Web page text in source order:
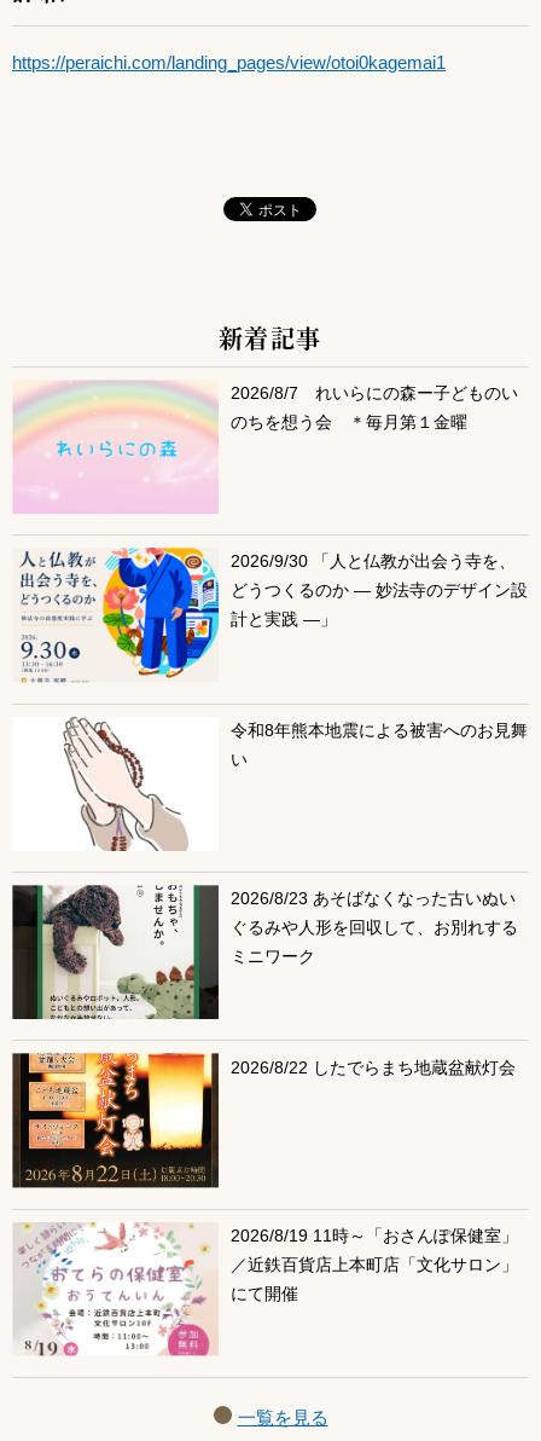
https://peraichi.com/landing_pages/view/otoi0kagemai1
サブコンテンツ
新着記事
2026/8/7 れいらにの森ー子どものい
のちを想う会 ＊毎月第１金曜
2026/9/30 「人と仏教が出会う寺を、
どうつくるのか ― 妙法寺のデザイン設
計と実践 ―」
令和8年熊本地震による被害へのお見舞
い
2026/8/23 あそばなくなった古いぬい
ぐるみや人形を回収して、お別れする
ミニワーク
2026/8/22 したでらまち地蔵盆献灯会
2026/8/19 11時～「おさんぽ保健室」
／近鉄百貨店上本町店「文化サロン」
にて開催
一覧を見る